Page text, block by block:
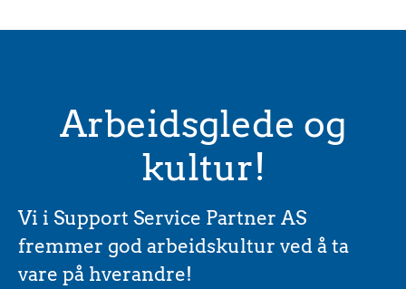
Arbeidsglede og
kultur!
Vi i Support Service Partner AS
fremmer god arbeidskultur ved å ta
vare på hverandre!